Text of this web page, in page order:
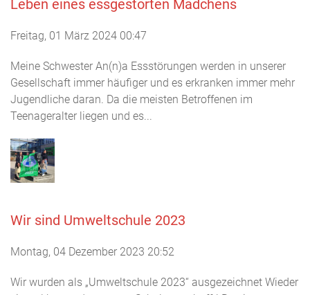
Leben eines essgestörten Mädchens
Freitag, 01 März 2024 00:47
Meine Schwester An(n)a Essstörungen werden in unserer
Gesellschaft immer häufiger und es erkranken immer mehr
Jugendliche daran. Da die meisten Betroffenen im
Teenageralter liegen und es...
Wir sind Umweltschule 2023
Montag, 04 Dezember 2023 20:52
Wir wurden als „Umweltschule 2023“ ausgezeichnet Wieder